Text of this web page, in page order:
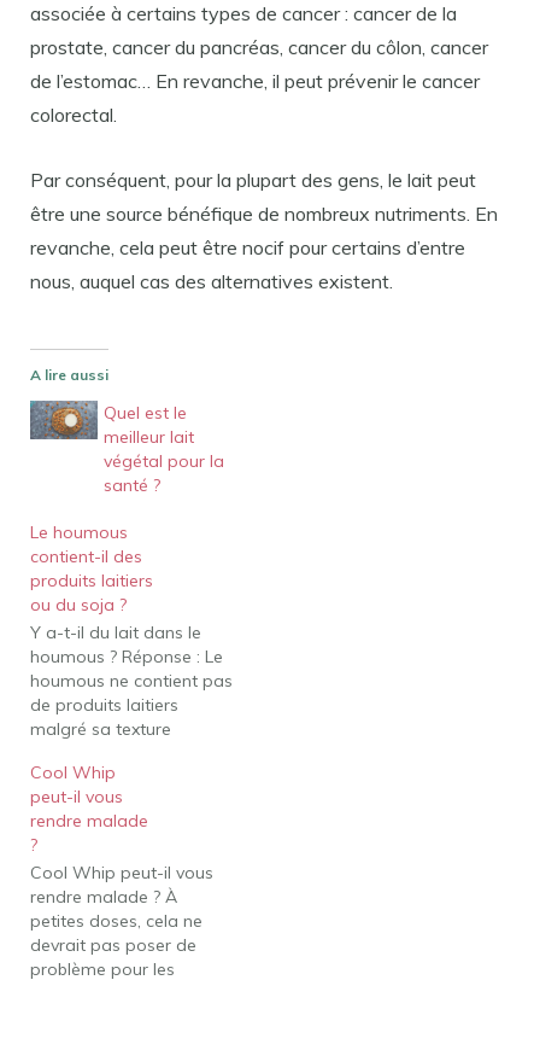
associée à certains types de cancer : cancer de la
prostate, cancer du pancréas, cancer du côlon, cancer
de l’estomac… En revanche, il peut prévenir le cancer
colorectal.
Par conséquent, pour la plupart des gens, le lait peut
être une source bénéfique de nombreux nutriments. En
revanche, cela peut être nocif pour certains d’entre
nous, auquel cas des alternatives existent.
A lire aussi
Quel est le
meilleur lait
végétal pour la
santé ?
Le houmous
contient-il des
produits laitiers
ou du soja ?
Y a-t-il du lait dans le
houmous ? Réponse : Le
houmous ne contient pas
de produits laitiers
malgré sa texture
ingrédients du houmous
sont les pois chiches
(garbanzo), le tahini
(sésame) et l'huile. Vous
trouverez également de
l'ail, du sel et du jus de
citron dans…
Cool Whip
peut-il vous
rendre malade
?
Cool Whip peut-il vous
rendre malade ? À
petites doses, cela ne
devrait pas poser de
problème pour les